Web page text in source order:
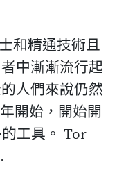
和精通技術且
中漸漸流行起
人們來說仍然
開始，開始開
工具。 Tor
.